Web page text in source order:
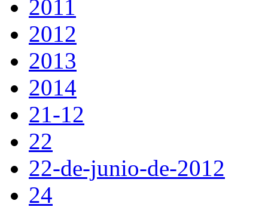
2011
2012
2013
2014
21-12
22
22-de-junio-de-2012
24